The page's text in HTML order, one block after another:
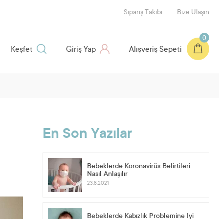
Sipariş Takibi Bize Ulaşın
Alışveriş Sepeti
0
Giriş Yap
Keşfet
En Son Yazılar
Bebeklerde Koronavirüs Belirtileri
Nasıl Anlaşılır
23.8.2021
Bebeklerde Kabızlık Problemine İyi